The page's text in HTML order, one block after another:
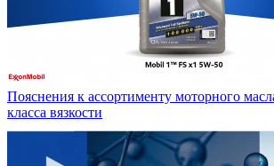
Пояснения к ассортименту моторного
класса вязкости